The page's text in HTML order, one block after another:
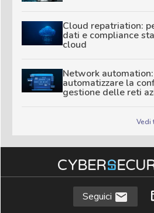
Cloud repatriation:
dati e compliance
cloud
Network
automatizzare la
gestione delle reti
Vedi
Seguici